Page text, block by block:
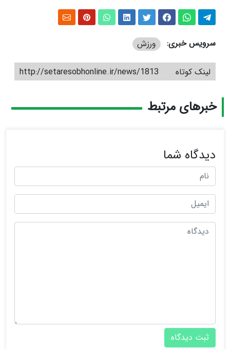
سرویس خبری: ورزش
لینک کوتاه http://setaresobhonline.ir/news/1813
خبرهای مرتبط
دیدگاه شما
ثبت دیدگاه